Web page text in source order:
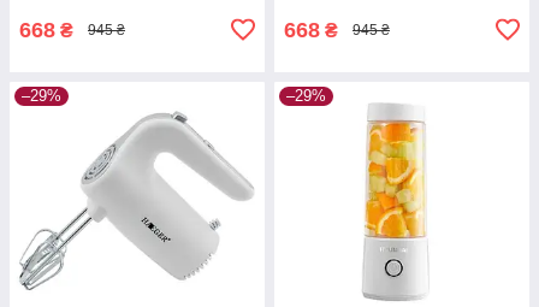
668 ₴ 945 ₴ 668 ₴ 945 ₴
–29% –29%